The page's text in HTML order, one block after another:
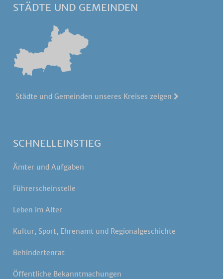
STÄDTE UND GEMEINDEN
Städte und Gemeinden unseres Kreises zeigen
SCHNELLEINSTIEG
Ämter und Aufgaben
Führerscheinstelle
Leben im Alter
Kultur, Sport, Ehrenamt und Regionalgeschichte
Behindertenrat
Öffentliche Bekanntmachungen